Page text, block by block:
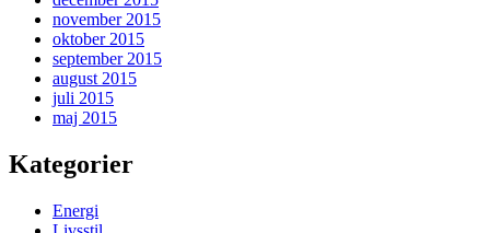
november 2015
oktober 2015
september 2015
august 2015
juli 2015
maj 2015
Kategorier
Energi